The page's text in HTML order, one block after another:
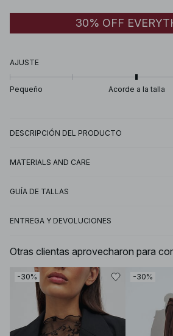
30% OFF
AJUSTE
Pequeño Acorde a la talla
DESCRIPCIÓN DEL PRODUCTO
MATERIALS AND CARE
GUÍA DE TALLAS
ENTREGA Y DEVOLUCIONES
Otras clientas aprovecharon para
-30% -30%